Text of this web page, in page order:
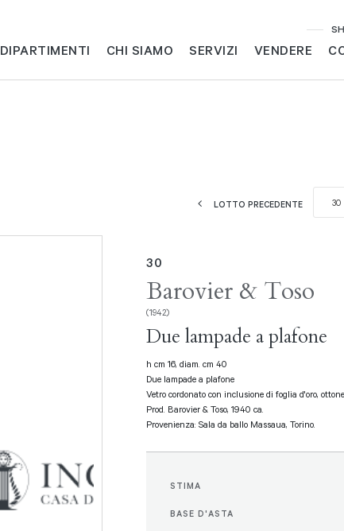
DIPARTIMENTI CHI SIAMO SERVIZI VENDERE
LOTTO PRECEDENTE
30
Barovier & Toso
(1942)
Due lampade a plafone
h cm 16, diam. cm 40
Due lampade a plafone
Vetro cordonato con inclusione di foglia d'oro,
Prod. Barovier & Toso, 1940 ca.
Provenienza: Sala da ballo Massaua, Torino.
STIMA
BASE D'ASTA